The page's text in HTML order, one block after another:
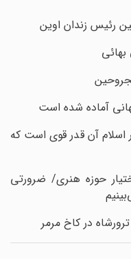
زندان اوین
آن قدر قوی است که
حوزه هنری/ ضرورتی
در کاخ مرمر